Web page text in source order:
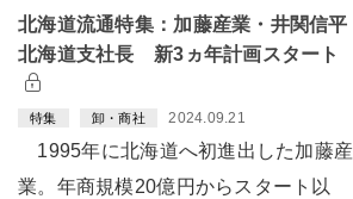
北海道流通特集：加藤産業・井関信平
北海道支社長 新3ヵ年計画スタート
特集 卸・商社 2024.09.21
1995年に北海道へ初進出した加藤産
業。年商規模20億円からスタート以